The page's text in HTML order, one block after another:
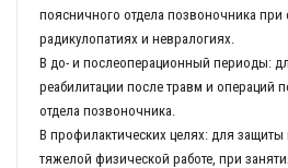
поясничного отдела позвоночника при
радикулопатиях и невралогиях.
В до- и послеоперационный периоды:
реабилитации после травм и операций
отдела позвоночника.
В профилактических целях: для
тяжелой физической работе, при